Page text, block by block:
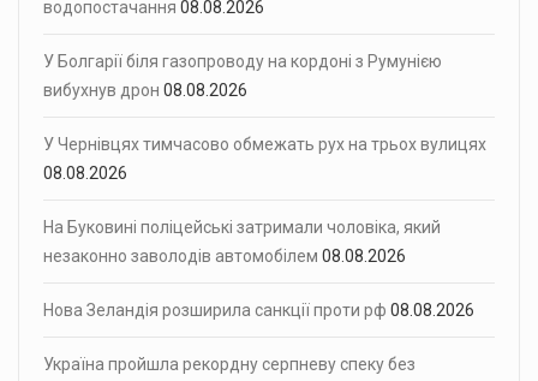
водопостачання 08.08.2026
У Болгарії біля газопроводу на кордоні з Румунією
вибухнув дрон 08.08.2026
У Чернівцях тимчасово обмежать рух на трьох вулицях
08.08.2026
На Буковині поліцейські затримали чоловіка, який
незаконно заволодів автомобілем 08.08.2026
Нова Зеландія розширила санкції проти рф 08.08.2026
Україна пройшла рекордну серпневу спеку без